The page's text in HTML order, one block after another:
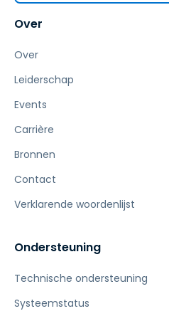
Over
Over
Leiderschap
Events
Carrière
Bronnen
Contact
Verklarende woordenlijst
Ondersteuning
Technische ondersteuning
Systeemstatus